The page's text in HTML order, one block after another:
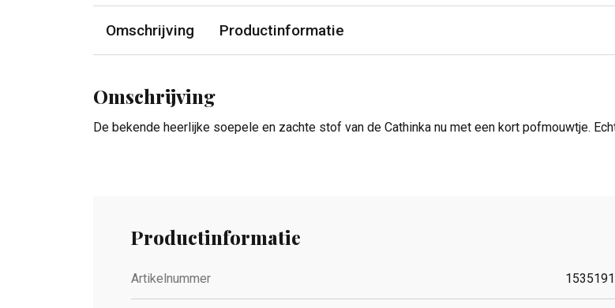
Omschrijving Productinformatie
Omschrijving
De bekende heerlijke soepele en zachte stof van de Cathinka nu met een kort pofmouwtje.
Productinformatie
Artikelnummer